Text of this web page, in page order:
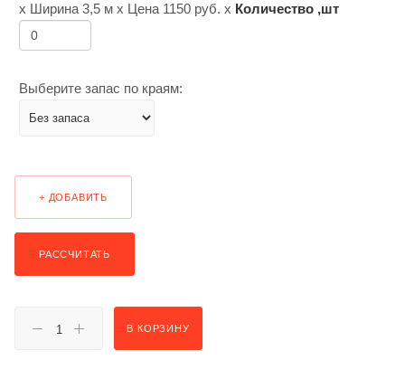
х Ширина 3,5 м х Цена 1150 руб. х Количество ,шт
Выберите запас по краям:
+ ДОБАВИТЬ
РАССЧИТАТЬ
В КОРЗИНУ